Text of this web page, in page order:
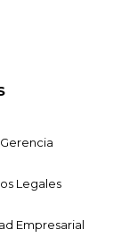
Legales
Empresarial